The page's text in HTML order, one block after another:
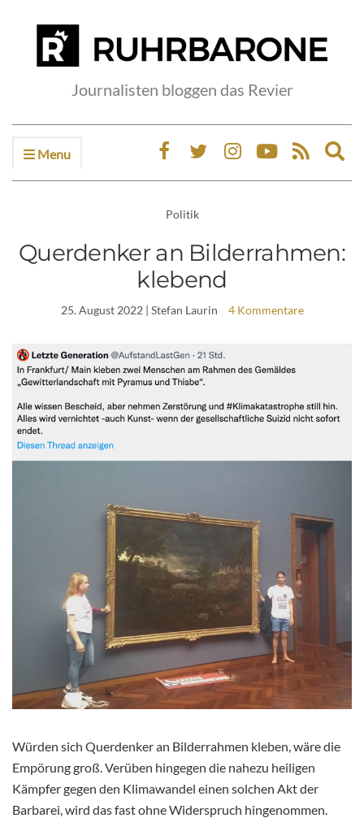
Journalisten bloggen das Revier
Menu
Politik
Querdenker an Bilderrahmen:
klebend
25. August 2022| Stefan Laurin 4 Kommentare
Würden sich Querdenker an Bilderrahmen kleben, wäre die
Empörung groß. Verüben hingegen die nahezu heiligen
Kämpfer gegen den Klimawandel einen solchen Akt der
Barbarei, wird das fast ohne Widerspruch hingenommen.